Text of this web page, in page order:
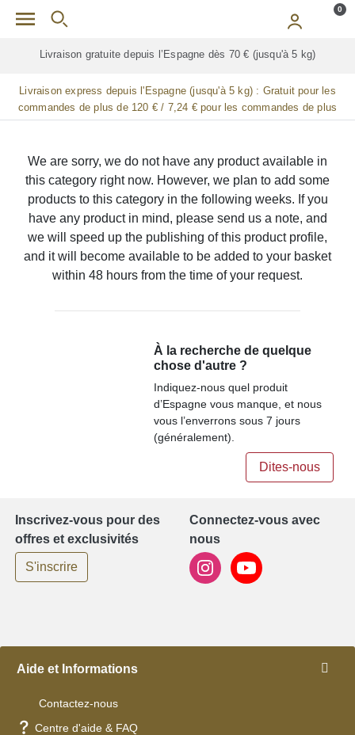
Skip to main content 0
Livraison gratuite depuis l’Espagne dès 70 € (jusqu'à 5 kg)
Livraison express depuis l'Espagne (jusqu'à 5 kg) : Gratuit pour les
commandes de plus de 120 € / 7,24 € pour les commandes de plus
de 90 € / 14,48 € pour les commandes de plus de 60 € / 21,72 € pour
We are sorry, we do not have any product available in
this category right now. However, we plan to add some
products to this category in the following weeks. If you
have any product in mind, please send us a note, and
we will speed up the publishing of this product profile,
and it will become available to be added to your basket
within 48 hours from the time of your request.
À la recherche de quelque
chose d'autre ?
Indiquez-nous quel produit
d’Espagne vous manque, et nous
vous l’enverrons sous 7 jours
(généralement).
Dites-nous
Inscrivez-vous pour des
offres et exclusivités
S'inscrire
Connectez-vous avec
nous
Aide et Informations
Contactez-nous
Centre d'aide & FAQ